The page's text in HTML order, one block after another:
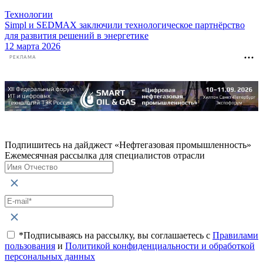
Технологии
Simpl и SEDMAX заключили технологическое партнёрство
для развития решений в энергетике
12 марта 2026
РЕКЛАМА
Подпишитесь на дайджест «Нефтегазовая промышленность»
Ежемесячная рассылка для специалистов отрасли
*Подписываясь на рассылку, вы соглашаетесь с Правилами
пользования и Политикой конфиденциальности и обработкой
персональных данных